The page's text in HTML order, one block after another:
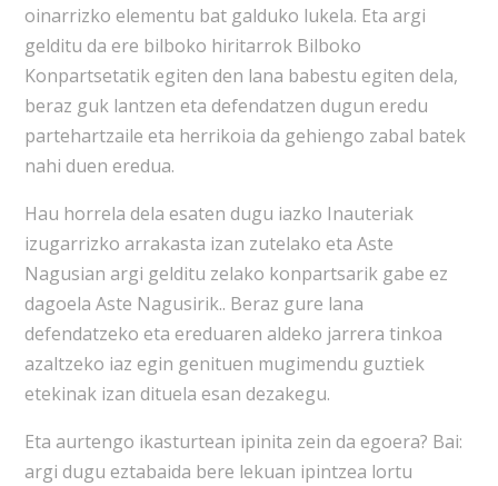
oinarrizko elementu bat galduko lukela. Eta argi
gelditu da ere bilboko hiritarrok Bilboko
Konpartsetatik egiten den lana babestu egiten dela,
beraz guk lantzen eta defendatzen dugun eredu
partehartzaile eta herrikoia da gehiengo zabal batek
nahi duen eredua.
Hau horrela dela esaten dugu iazko Inauteriak
izugarrizko arrakasta izan zutelako eta Aste
Nagusian argi gelditu zelako konpartsarik gabe ez
dagoela Aste Nagusirik.. Beraz gure lana
defendatzeko eta ereduaren aldeko jarrera tinkoa
azaltzeko iaz egin genituen mugimendu guztiek
etekinak izan dituela esan dezakegu.
Eta aurtengo ikasturtean ipinita zein da egoera? Bai:
argi dugu eztabaida bere lekuan ipintzea lortu